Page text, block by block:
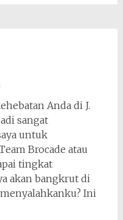
Anda di J.
sangat
untuk
Brocade atau
tingkat
akan bangkrut di
Ini